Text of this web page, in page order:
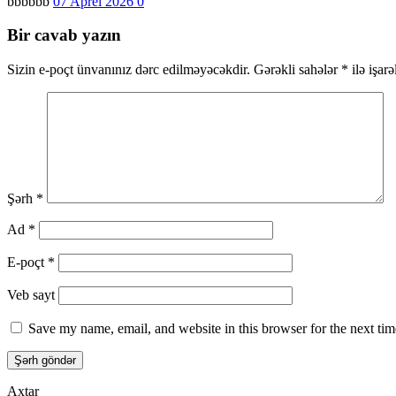
Bir cavab yazın
Sizin e-poçt ünvanınız dərc edilməyəcəkdir. Gərəkli sahələr * ilə
Şərh *
Ad *
E-poçt *
Veb sayt
Save my name, email, and website in this browser for the next
Axtar